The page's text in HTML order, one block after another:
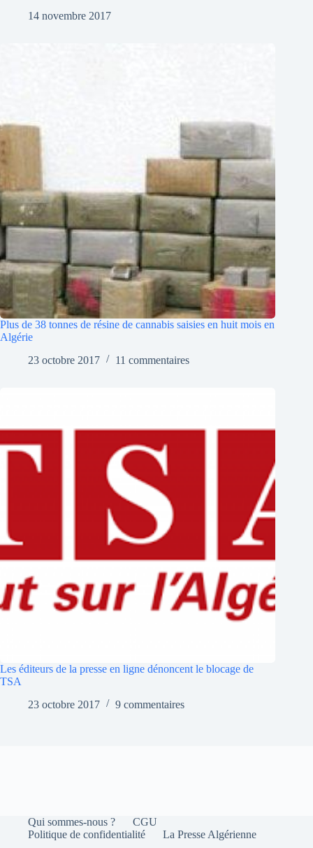
14 novembre 2017
Plus de 38 tonnes de résine de cannabis saisies en huit mois en
Algérie
23 octobre 2017
11 commentaires
Les éditeurs de la presse en ligne dénoncent le blocage de
TSA
23 octobre 2017
9 commentaires
Qui sommes-nous ?
CGU
Politique de confidentialité
La Presse Algérienne